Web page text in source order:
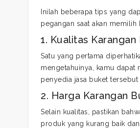
Inilah beberapa tips yang
pegangan saat akan
1. Kualitas
Satu yang pertama
mengetahuinya, kamu dapat
penyedia jasa buket
2. Harga Karangan
Selain kualitas, pastikan
produk yang kurang baik